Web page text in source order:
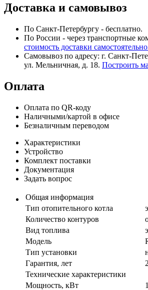
Доставка и самовывоз
По Санкт-Петербургу - бесплатно.
По России - через транспортные
стоимость доставки
Самовывоз по адресу: г. Санкт-
ул. Мельничная, д. 18. Построить
Оплата
Оплата по QR-коду
Наличными/картой в офисе
Безналичным переводом
Характеристики
Устройство
Комплект поставки
Документация
Задать вопрос
Общая информация
Тип отопительного котла
Количество контуров
Вид топлива
Модель
Тип установки
Гарантия, лет
2
Технические характеристики
Мощность, кВт